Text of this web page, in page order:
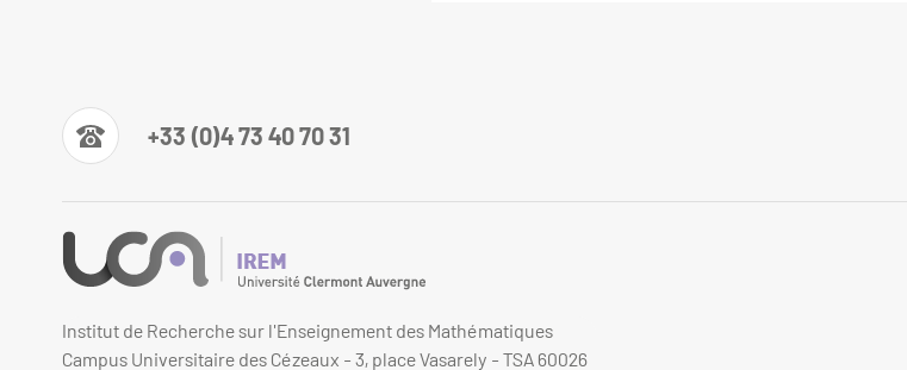
+33 (0)4 73 40 70 31
Institut de Recherche sur l'Enseignement des Mathématiques
Campus Universitaire des Cézeaux - 3, place Vasarely - TSA 60026